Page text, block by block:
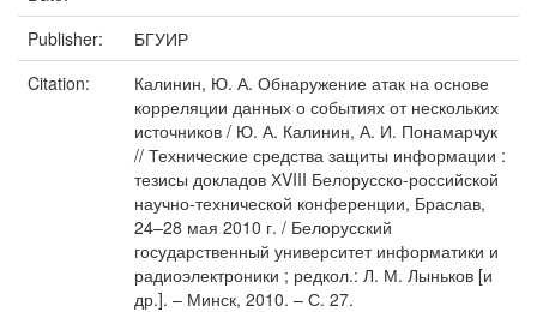
Publisher:
БГУИР
Citation:
Калинин, Ю. А. Обнаружение атак на основе
корреляции данных о событиях от нескольких
источников / Ю. А. Калинин, А. И. Понамарчук
// Технические средства защиты информации :
тезисы докладов ХVIII Белорусско-российской
научно-технической конференции, Браслав,
24–28 мая 2010 г. / Белорусский
государственный университет информатики и
радиоэлектроники ; редкол.: Л. М. Лыньков [и
др.]. – Минск, 2010. – С. 27.